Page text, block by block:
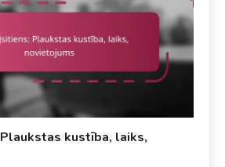
kustība, laiks,